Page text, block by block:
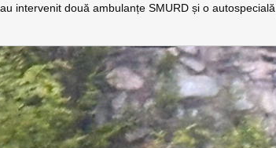
intervenit două ambulanțe SMURD și o